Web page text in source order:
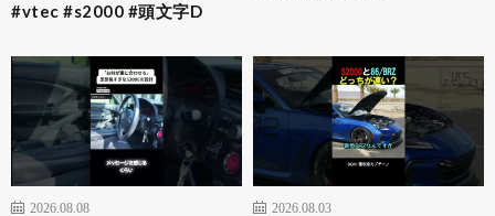
#vtec #s2000 #頭文字D
2026.08.08 2026.08.03